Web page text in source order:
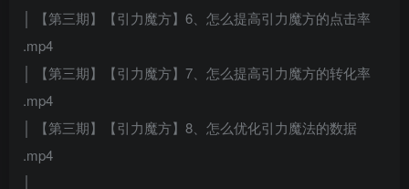
│ 【第三期】【引力魔方】6、怎么提高引力魔方的点击率
.mp4
│ 【第三期】【引力魔方】7、怎么提高引力魔方的转化率
.mp4
│ 【第三期】【引力魔方】8、怎么优化引力魔法的数据
.mp4